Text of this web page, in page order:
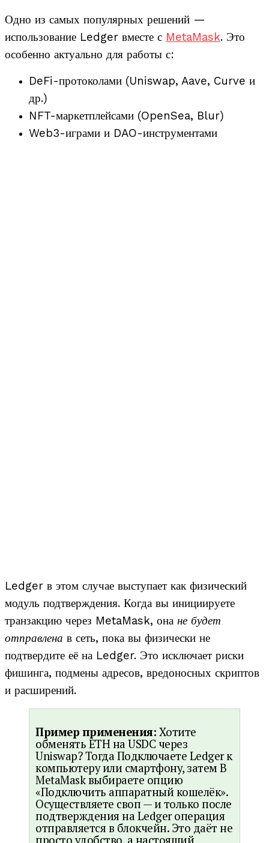
Одно из самых популярных решений —
использование Ledger вместе с MetaMask. Это
особенно актуально для работы с:
DeFi-протоколами (Uniswap, Aave, Curve и
др.)
NFT-маркетплейсами (OpenSea, Blur)
Web3-играми и DAO-инструментами
Ledger в этом случае выступает как физический
модуль подтверждения. Когда вы инициируете
транзакцию через MetaMask, она не будет
отправлена в сеть, пока вы физически не
подтвердите её на Ledger. Это исключает риски
фишинга, подмены адресов, вредоносных скриптов
и расширений.
Пример применения: Хотите
обменять ETH на USDC через
Uniswap? Тогда Подключаете Ledger к
компьютеру или смартфону, затем В
MetaMask выбираете опцию
«Подключить аппаратный кошелёк».
Осуществляете своп — и только после
подтверждения на Ledger операция
отправляется в блокчейн. Это даёт не